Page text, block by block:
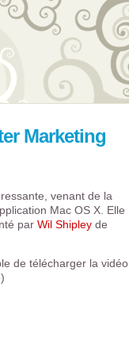
Marketing
venant de la
Mac OS X. Elle
par Wil Shipley de
de télécharger la